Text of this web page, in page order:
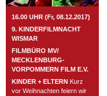
16.00 UHR (Fr, 08.12.2017)
9. KINDERFILMNACHT
WISMAR
FILMBÜRO MV/
MECKLENBURG-
VORPOMMERN FILM E.V.
KINDER + ELTERN Kurz
vor Weihnachten feiern wir